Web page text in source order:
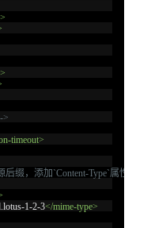
>
timeout>
缀，添加`Content-Type`属性 -->
1-2-3</mime-type>